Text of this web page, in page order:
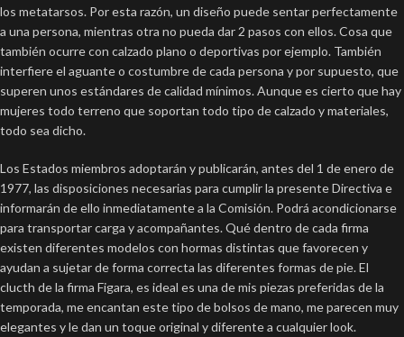
los metatarsos. Por esta razón, un diseño puede sentar perfectamente
a una persona, mientras otra no pueda dar 2 pasos con ellos. Cosa que
también ocurre con calzado plano o deportivas por ejemplo. También
interfiere el aguante o costumbre de cada persona y por supuesto, que
superen unos estándares de calidad mínimos. Aunque es cierto que hay
mujeres todo terreno que soportan todo tipo de calzado y materiales,
todo sea dicho.
Los Estados miembros adoptarán y publicarán, antes del 1 de enero de
1977, las disposiciones necesarias para cumplir la presente Directiva e
informarán de ello inmediatamente a la Comisión. Podrá acondicionarse
para transportar carga y acompañantes. Qué dentro de cada firma
existen diferentes modelos con hormas distintas que favorecen y
ayudan a sujetar de forma correcta las diferentes formas de pie. El
clucth de la firma Figara, es ideal es una de mis piezas preferidas de la
temporada, me encantan este tipo de bolsos de mano, me parecen muy
elegantes y le dan un toque original y diferente a cualquier look.